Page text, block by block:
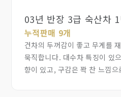
03년 반장 3급 숙산차
누적판매 9개
건차의 두꺼감이 좋고 무게를
묵직합니다. 대수차 특징이 있
향이 있고, 구감은 꽉 찬 느낌